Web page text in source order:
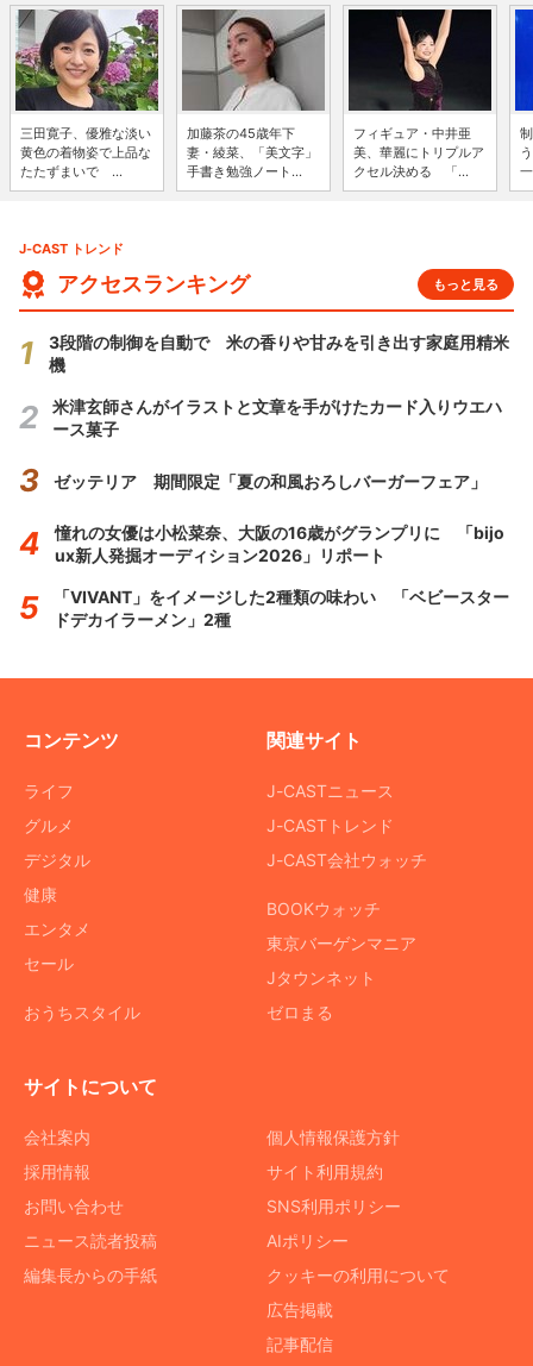
三田寛子、優雅な淡い
黄色の着物姿で上品な
たたずまいで ...
加藤茶の45歳年下
妻・綾菜、「美文字」
手書き勉強ノート...
フィギュア・中井亜
美、華麗にトリプルア
クセル決める 「...
J-CAST トレンド
アクセスランキング もっと見る
3段階の制御を自動で 米の香りや甘みを引き出す家庭用精米
機
米津玄師さんがイラストと文章を手がけたカード入りウエハ
ース菓子
ゼッテリア 期間限定「夏の和風おろしバーガーフェア」
憧れの女優は小松菜奈、大阪の16歳がグランプリに 「bijo
ux新人発掘オーディション2026」リポート
「VIVANT」をイメージした2種類の味わい 「ベビースター
ドデカイラーメン」2種
コンテンツ
ライフ
グルメ
デジタル
健康
エンタメ
セール
おうちスタイル
関連サイト
J-CASTニュース
J-CASTトレンド
J-CAST会社ウォッチ
BOOKウォッチ
東京バーゲンマニア
Jタウンネット
ゼロまる
サイトについて
会社案内
採用情報
お問い合わせ
ニュース読者投稿
編集長からの手紙
個人情報保護方針
サイト利用規約
SNS利用ポリシー
AIポリシー
クッキーの利用について
広告掲載
記事配信